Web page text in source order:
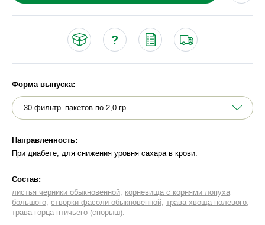
Форма выпуска:
Направленность:
При диабете, для снижения уровня сахара в крови
Cостав:
листья черники обыкновенной корневища с корнями лопуха
большого створки фасоли обыкновенной трава хвоща полевого
трава горца птичьего (спорыш)